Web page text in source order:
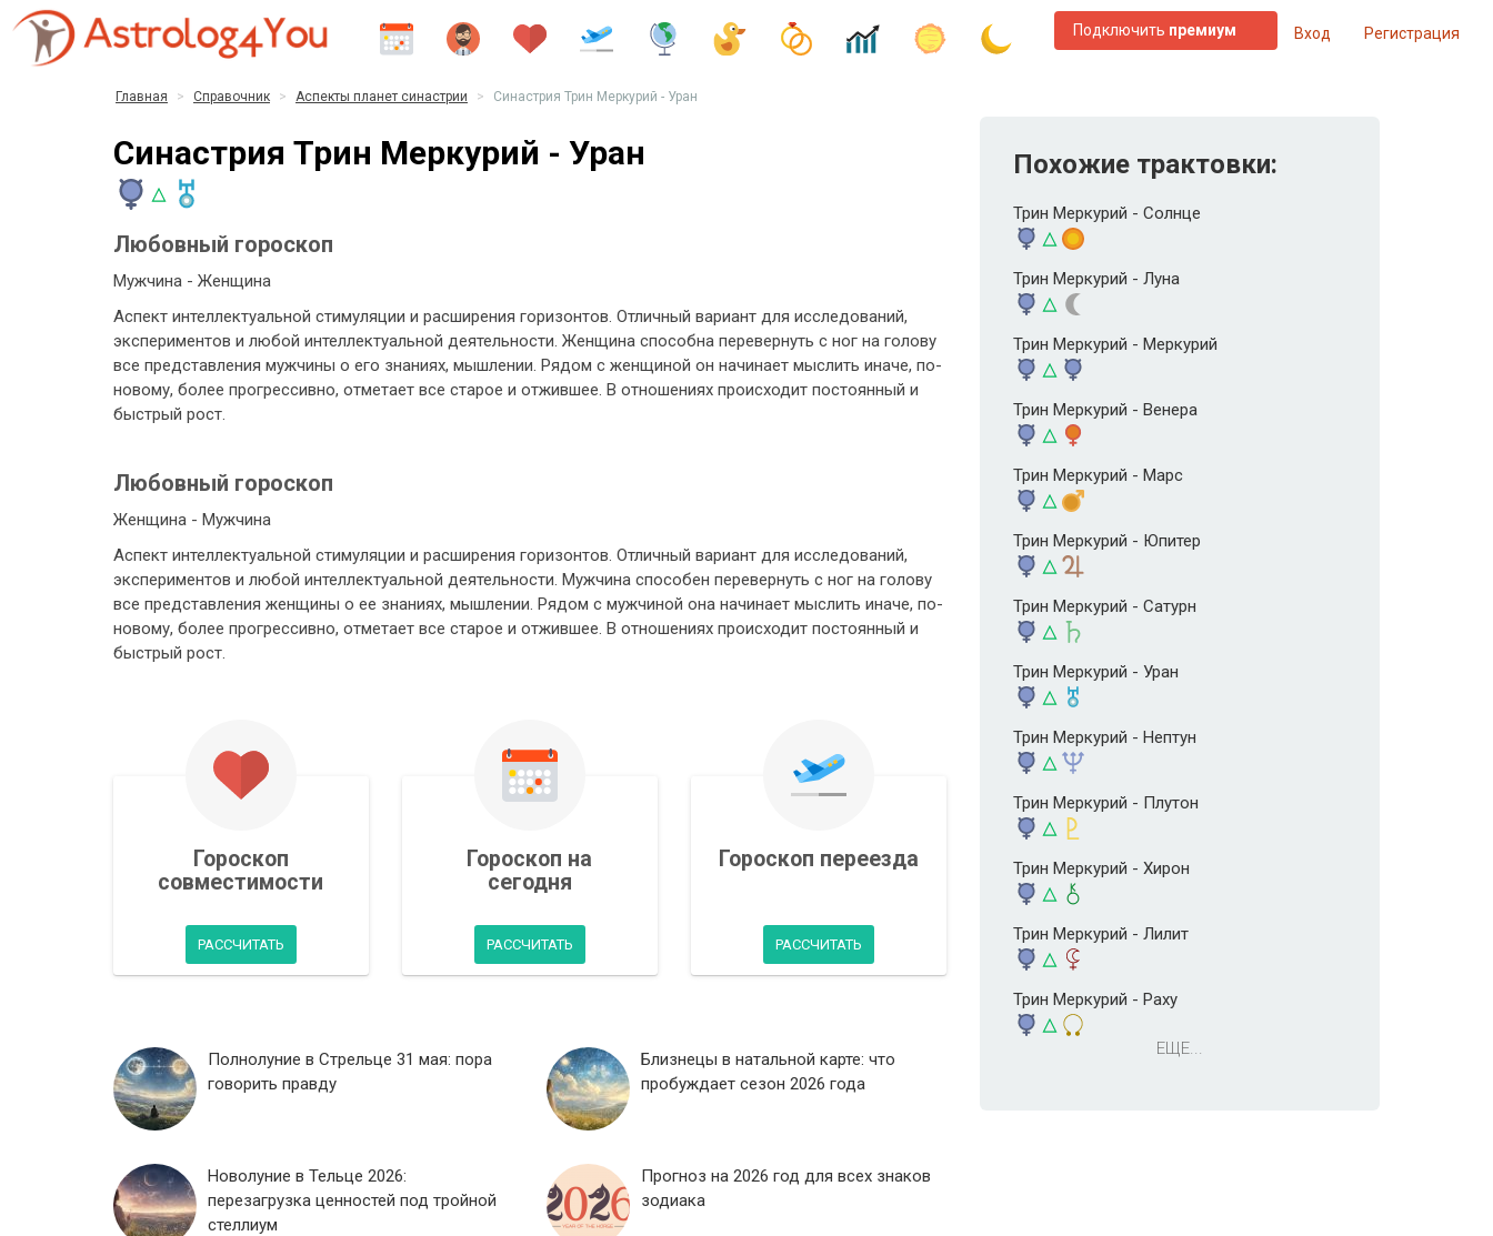
Подключить премиум Вход Регистрация
Главная Справочник Аспекты планет синастрии Синастрия Трин Меркурий - Уран
Синастрия Трин Меркурий - Уран
Любовный гороскоп
Мужчина - Женщина
Аспект интеллектуальной стимуляции и расширения горизонтов. Отличный вариант для исследований,
экспериментов и любой интеллектуальной деятельности. Женщина способна перевернуть с ног на голову
все представления мужчины о его знаниях, мышлении. Рядом с женщиной он начинает мыслить иначе, по-
новому, более прогрессивно, отметает все старое и отжившее. В отношениях происходит постоянный и
быстрый рост.
Любовный гороскоп
Женщина - Мужчина
Аспект интеллектуальной стимуляции и расширения горизонтов. Отличный вариант для исследований,
экспериментов и любой интеллектуальной деятельности. Мужчина способен перевернуть с ног на голову
все представления женщины о ее знаниях, мышлении. Рядом с мужчиной она начинает мыслить иначе, по-
новому, более прогрессивно, отметает все старое и отжившее. В отношениях происходит постоянный и
быстрый рост.
Гороскоп
совместимости
РАССЧИТАТЬ
Гороскоп на
сегодня
РАССЧИТАТЬ
Гороскоп переезда
РАССЧИТАТЬ
Полнолуние в Стрельце 31 мая: пора
говорить правду
Близнецы в натальной карте: что
пробуждает сезон 2026 года
Новолуние в Тельце 2026:
перезагрузка ценностей под тройной
стеллиум
Прогноз на 2026 год для всех знаков
зодиака
Похожие трактовки:
Трин Меркурий - Солнце
Трин Меркурий - Луна
Трин Меркурий - Меркурий
Трин Меркурий - Венера
Трин Меркурий - Марс
Трин Меркурий - Юпитер
Трин Меркурий - Сатурн
Трин Меркурий - Уран
Трин Меркурий - Нептун
Трин Меркурий - Плутон
Трин Меркурий - Хирон
Трин Меркурий - Лилит
Трин Меркурий - Раху
ЕЩЕ...